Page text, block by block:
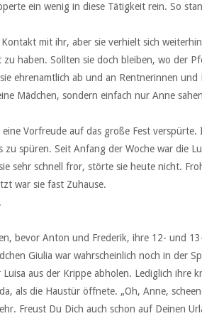
ein wenig in diese Tätigkeit rein. So
mit ihr, aber sie verhielt sich
haben. Sollten sie doch bleiben, wo der
ehrenamtlich ab und an Rentnerinnen und
Mädchen, sondern einfach nur Anne
Vorfreude auf das große Fest verspürte.
spüren. Seit Anfang der Woche war die
sehr schnell fror, störte sie heute nicht.
war sie fast Zuhause.
bevor Anton und Frederik, ihre 12- und
Giulia war wahrscheinlich noch in der
aus der Krippe abholen. Lediglich ihre
als die Haustür öffnete. „Oh, Anne,
Freust Du Dich auch schon auf Deinen